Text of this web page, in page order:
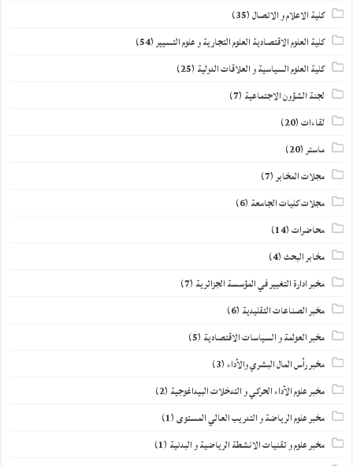
كلية الاعلام و الاتصال(35)
كلية العلوم الاقتصادية العلوم التجارية و علوم التسيير(54)
كلية العلوم السياسية و العلاقات الدولية (25)
لجنة الشؤون الاجتماعية (7)
لقاءات(20)
ماستر(20)
مجلات المخابر(7)
مجلات كليات الجامعة (6)
محاضرات(14)
مخابر البحث(4)
مخبر ادارة التغيير في المؤسسة الجزائرية (7)
مخبر الصناعات التقليدية (6)
مخبر العولمة و السياسات الاقتصادية (5)
مخبر رأس المال البشري والأداء(3)
مخبر علوم الأداء الحركي و التدخلات البيداغوجية (2)
مخبر علوم الرياضة و التدريب العالي المستوى(1)
مخبر علوم و تقنيات الانشطة الرياضية و البدنية (1)